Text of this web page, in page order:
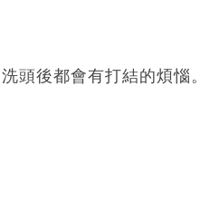
頭後都會有打結的煩惱。